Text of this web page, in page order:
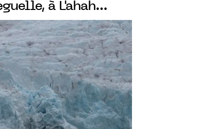
à L'ahah
27.01 au